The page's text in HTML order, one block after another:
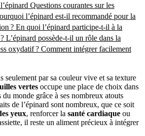
Questions courantes sur les
l’épinard est-il recommandé pour la
? En quoi l’épinard participe-t-il à la
L’épinard possède-t-il un rôle dans la
oxydatif ? Comment intégrer facilement
seulement par sa couleur vive et sa texture
vertes occupe une place de choix dans
du monde grâce à ses nombreux atouts
de l’épinard sont nombreux, que ce soit
yeux, renforcer la santé cardiaque ou
il reste un aliment précieux à intégrer